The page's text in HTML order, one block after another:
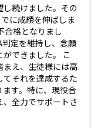
続けました。その
に成績を伸ばしま
合格となりまし
定を維持し、念願
できました。 こ
まえ、生徒様には高
それを達成するた
す。特に、現役合
全力でサポートさ